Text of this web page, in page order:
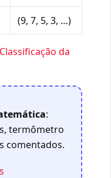
(9, 7, 5, 3, …)
Classificação da
:
termômetro
comentados.